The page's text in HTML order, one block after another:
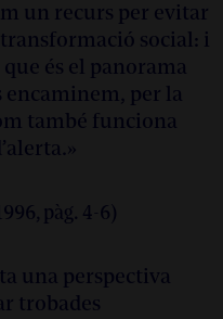
un recurs per evitar
social: i
és el panorama
encaminem, per la
també funciona
pàg. 4-6)
una perspectiva
trobades
en el
Goldsmiths
Del 2016 al 2019
Tècnica
basc.
Arsanios i
del Dutch Art
d’Espanya a